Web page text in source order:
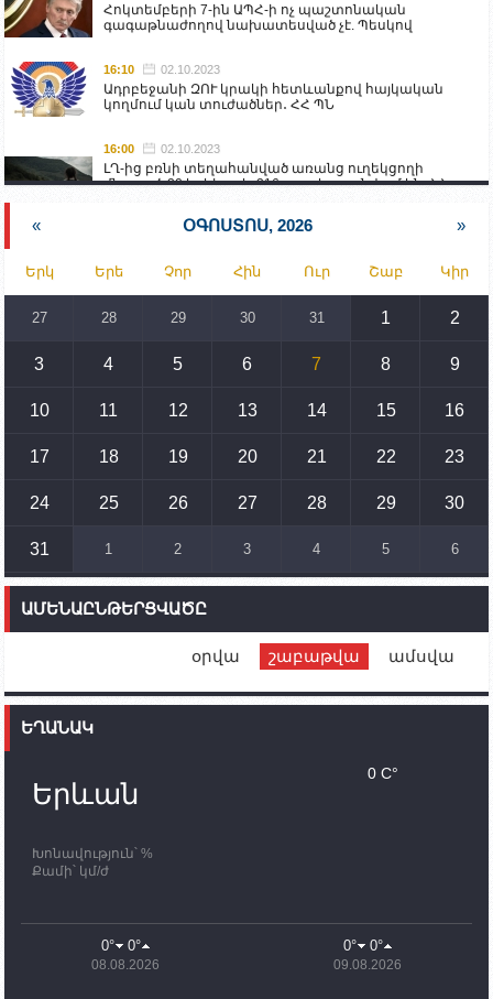
Հոկտեմբերի 7-ին ԱՊՀ-ի ոչ պաշտոնական
գագաթնաժողով նախատեսված չէ. Պեսկով
16:10 02.10.2023
Ադրբեջանի ԶՈՒ կրակի հետևանքով հայկական
կողմում կան տուժածներ․ ՀՀ ՊՆ
16:00 02.10.2023
ԼՂ-ից բռնի տեղահանված առանց ուղեկցողի
մնացած 20 երեխա և 216 տարեց գտնվում են ՀՀ
Իրանը կողմ է տարածաշրջանի համար շահավետ
տրանսպորտային հաղորդակցությունների
զարգացմանը, սակայն ոչ՝ միջազգային
սահմանների փոփոխությանը
15:10 02.10.2023
սպառնալիքները կասեցնելու համար. իսպանացի
պատգամավորը Գորիսում է
14:54 02.10.2023
տեղակայված հայկական դիրքերի անձնակազմի
համար սնունդ տեղափոխող մեքենայի
ունեն. կիպրոսցի խորհրդարանականը՝ Ալեն
Ֆրանսիայի ԱԳ նախարարը կայցելի Հայաստան
պատասխանատուներ կմնան ԼՂ-ում՝ մինչև
որոնողափրկարարական աշխատանքների
11:03
ՄԱԿ-ի առաքելությունը շատ, շատ, շատ օգտակար
Ադրբեջանի փոխվարչապետն այսօր կմեկնի
Ստեփանակերտ
« ՕԳՈՍՏՈՍ, 2026 »
Երկ Երե Չոր Հին Ուր Շաբ Կիր
27 28 29 30 31 1 2
3 4 5 6 7 8 9
10 11 12 13 14 15 16
17 18 19 20 21 22 23
24 25 26 27 28 29 30
31 1 2 3 4 5 6
ԱՄԵՆԱԸՆԹԵՐՑՎԱԾԸ
օրվա շաբաթվա ամսվա
ԵՂԱՆԱԿ
Երևան
Խոնավություն՝ %
Քամի՝ կմ/ժ
0 C°
0° 0°
08.08.2026
0° 0°
09.08.2026